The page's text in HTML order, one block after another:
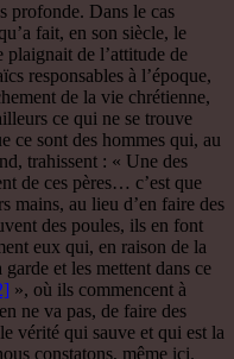
profonde. Dans le cas
fait, en son siècle, le
de l’attitude de
responsables à l’époque,
de la vie chrétienne,
ce qui ne se trouve
ce sont des hommes qui, au
trahissent : « Une des
de ces pères… c’est que
mains, au lieu d’en faire des
des poules, ils en font
eux qui, en raison de la
et les mettent dans ce
», où ils commencent à
ne va pas, de faire des
vérité qui sauve et qui est la
constatons, même ici.